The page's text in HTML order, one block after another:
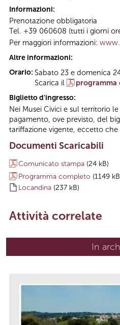
Informazioni:
Prenotazione obbligatoria
Tel. +39 060608 (tutti i giorni
Per maggiori informazioni:
Altre informazioni:
Orario: Sabato 23 e domenica
Scarica il
programma
Biglietto d'ingresso:
Nei Musei Civici e sul territorio
pagamento, ove previsto, del
tariffazione vigente, eccetto
Documenti Scaricabili
Comunicato stampa (24 kB)
Programma completo (1149
Locandina (237 kB)
Attività correlate
In